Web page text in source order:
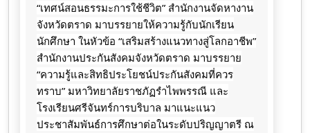
“เทศน์สอนธรรมะการใช้ชีวิต” สำนักงานจัดหางาน
จังหวัดตราด มาบรรยายให้ความรู้กับนักเรียน
นักศึกษา ในหัวข้อ “เสริมสร้างแนวทางสู่โลกอาชีพ”
สำนักงานประกันสังคมจังหวัดตราด มาบรรยาย
“ความรู้และสิทธิประโยชน์ประกันสังคมที่ควร
ทราบ” มหาวิทยาลัยราชภัฏรำไพพรรณี และ
โรงเรียนศรีจันทร์การบริบาล มาแนะแนว
ประชาสัมพันธ์การศึกษาต่อในระดับปริญญาตรี ณ